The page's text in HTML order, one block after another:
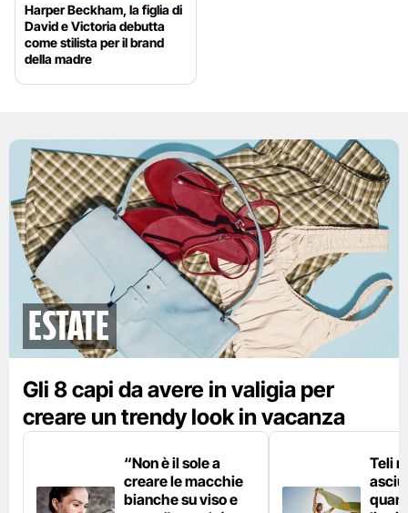
Harper Beckham, la figlia di
David e Victoria debutta
come stilista per il brand
della madre
Estate
Gli 8 capi da avere in valigia per
creare un trendy look in vacanza
“Non è il sole a
creare le macchie
bianche su viso e
Teli